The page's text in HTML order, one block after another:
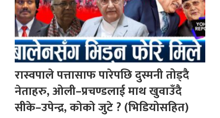
रास्वपाले पत्तासाफ पारेपछि दुस्मनी तोड्दै
नेताहरु, ओली–प्रचण्डलाई माथ खुवाउँदै
सीके–उपेन्द्र, कोको जुटे ? (भिडियोसहित)